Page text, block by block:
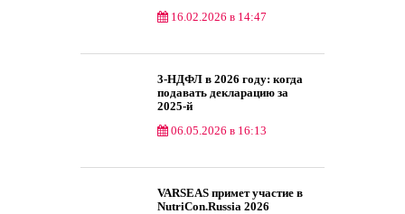
16.02.2026 в 14:47
3‑НДФЛ в 2026 году: когда
подавать декларацию за
2025‑й
06.05.2026 в 16:13
VARSEAS примет участие в
NutriCon.Russia 2026